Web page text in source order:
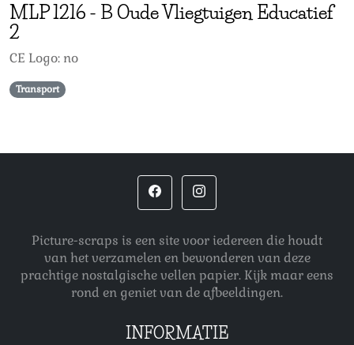
MLP1216 - B Oude Vliegtuigen Educatief
2
CE Logo: no
Transport
Picture-scraps is een site voor iedereen die houdt
van het verzamelen en bewonderen van deze
prachtige nostalgische vellen papier. Kijk maar eens
rond en geniet van de afbeeldingen.
INFORMATIE